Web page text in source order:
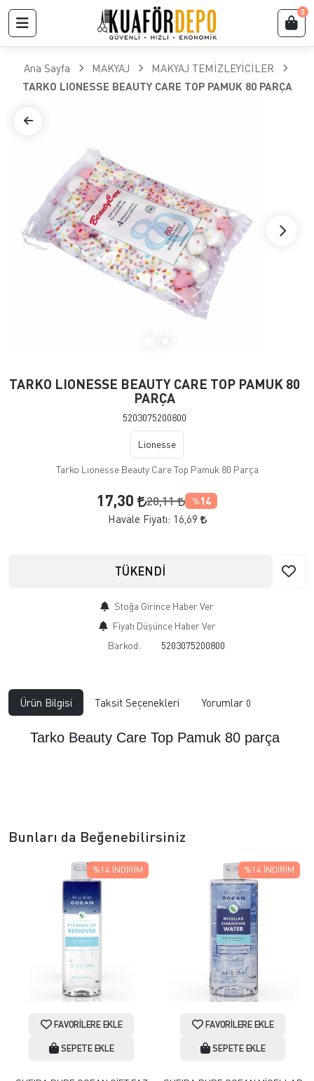
0
Ana Sayfa MAKYAJ
MAKYAJ TEMİZLEYİCİLER
TARKO LIONESSE BEAUTY CARE TOP PAMUK 80 PARÇA
TARKO LIONESSE BEAUTY CARE TOP PAMUK 80
PARÇA
5203075200800
Lionesse
Tarko Lıonesse Beauty Care Top Pamuk 80 Parça
17,30 20,11 % 14
Havale Fiyatı: 16,69
TÜKENDİ
Stoğa Girince Haber Ver
Fiyatı Düşünce Haber Ver
Barkod:
5203075200800
Ürün Bilgisi Taksit Seçenekleri Yorumlar 0
Tarko Beauty Care Top Pamuk 80 parça
Bunları da Beğenebilirsiniz
FAVORILERE EKLE
SEPETE EKLE
%14 İNDIRIM
FAVORILERE EKLE
SEPETE EKLE
%14 İNDIRIM